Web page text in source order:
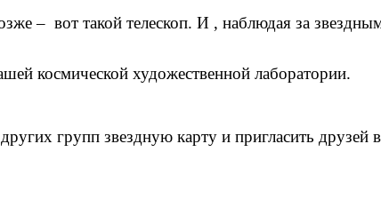
– вот такой телескоп. И , наблюдая за
космической художественной лаборатории.
групп звездную карту и пригласить